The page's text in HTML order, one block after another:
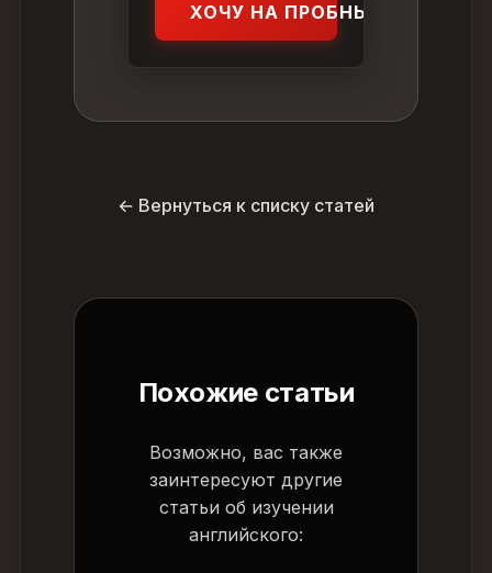
ХОЧУ НА ПРОБНЫЙ УРОК
← Вернуться к списку статей
Похожие статьи
Возможно, вас также
заинтересуют другие
статьи об изучении
английского: